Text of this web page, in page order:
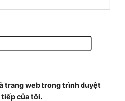
trang web trong trình duyệt
tiếp của tôi.